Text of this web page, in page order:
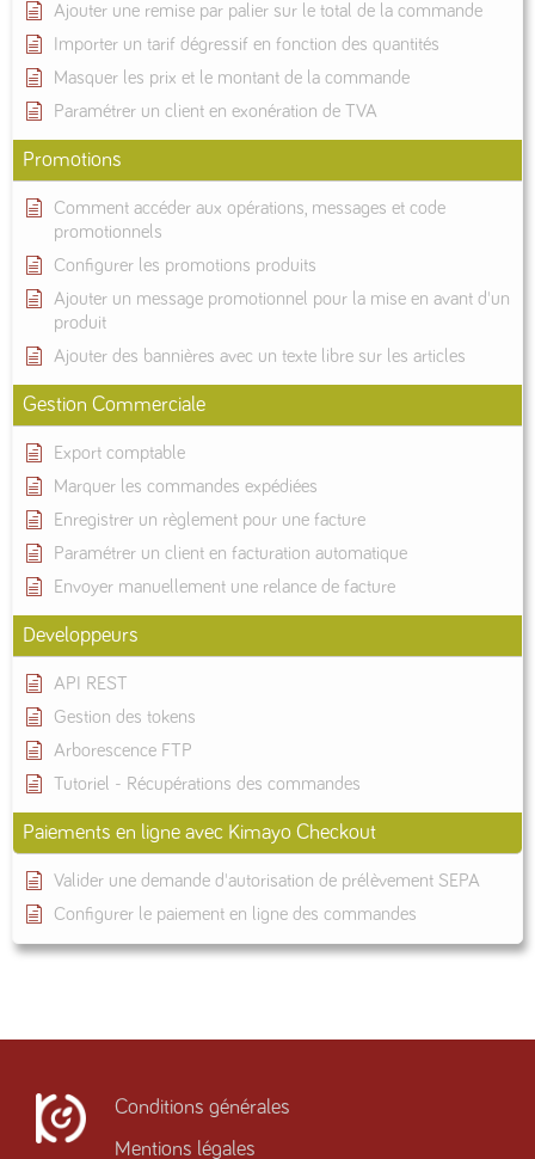
Ajouter une remise par palier sur le total de la commande
Importer un tarif dégressif en fonction des quantités
Masquer les prix et le montant de la commande
Paramétrer un client en exonération de TVA
Promotions
Comment accéder aux opérations, messages et code
promotionnels
Configurer les promotions produits
Ajouter un message promotionnel pour la mise en avant d'un
produit
Ajouter des bannières avec un texte libre sur les articles
Gestion Commerciale
Export comptable
Marquer les commandes expédiées
Enregistrer un règlement pour une facture
Paramétrer un client en facturation automatique
Envoyer manuellement une relance de facture
Developpeurs
API REST
Gestion des tokens
Arborescence FTP
Tutoriel - Récupérations des commandes
Paiements en ligne avec Kimayo Checkout
Valider une demande d'autorisation de prélèvement SEPA
Configurer le paiement en ligne des commandes
Conditions générales
Mentions légales